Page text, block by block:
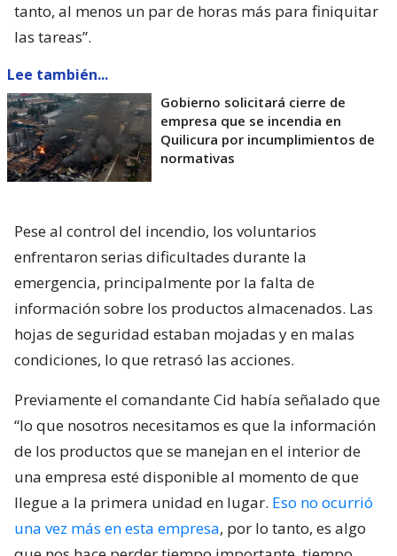
tanto, al menos un par de horas más para finiquitar
las tareas”.
Lee también...
Gobierno solicitará cierre de
empresa que se incendia en
Quilicura por incumplimientos de
normativas
Pese al control del incendio, los voluntarios
enfrentaron serias dificultades durante la
emergencia, principalmente por la falta de
información sobre los productos almacenados. Las
hojas de seguridad estaban mojadas y en malas
condiciones, lo que retrasó las acciones.
Previamente el comandante Cid había señalado que
“lo que nosotros necesitamos es que la información
de los productos que se manejan en el interior de
una empresa esté disponible al momento de que
llegue a la primera unidad en lugar. Eso no ocurrió
una vez más en esta empresa, por lo tanto, es algo